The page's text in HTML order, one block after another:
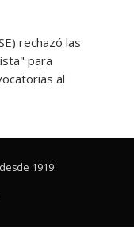
rechazó las
para
al
1919